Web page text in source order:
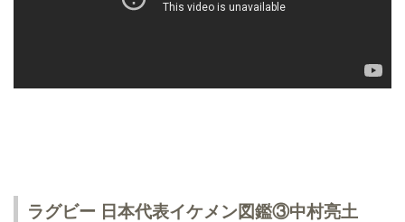
ラグビー 日本代表イケメン図鑑③中村亮土